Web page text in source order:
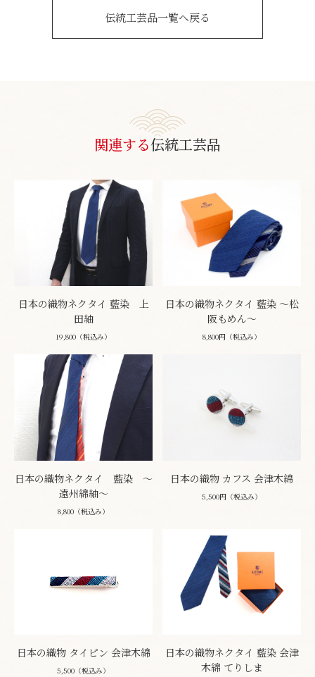
伝統工芸品一覧へ戻る
関連する伝統工芸品
日本の織物ネクタイ 藍染 上
田紬
19,800（税込み）
日本の織物ネクタイ 藍染 ～松
阪もめん～
8,800円（税込み）
日本の織物ネクタイ 藍染 ～
遠州綿紬～
8,800（税込み）
日本の織物 カフス 会津木綿
5,500円（税込み）
日本の織物 タイピン 会津木綿
5,500（税込み）
日本の織物ネクタイ 藍染 会津
木綿 てりしま